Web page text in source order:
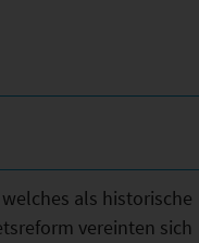
als historische
vereinten sich